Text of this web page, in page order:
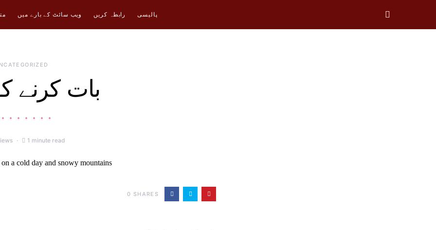
ویب سائٹ کے بارے میں رابطہ کریں پالیسی
بات کرنے
1 minute read
0 SHARES